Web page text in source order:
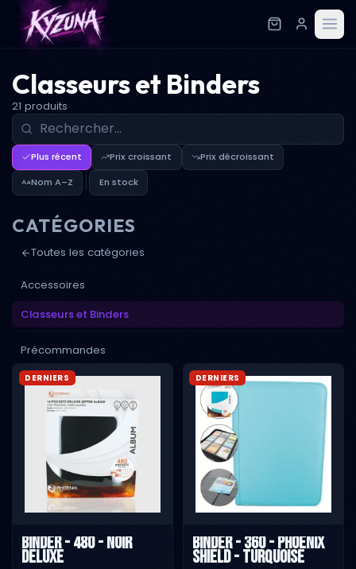
Classeurs et Binders
21 produits
Plus récent Prix croissant
Prix décroissant
Nom A–Z
En stock
CATÉGORIES
Toutes les catégories
Accessoires
Classeurs et Binders
Précommandes
DERNIERS
Binder - 480 - Noir
deluxe
DERNIERS
Binder - 360 - Phoenix
Shield - Turquoise